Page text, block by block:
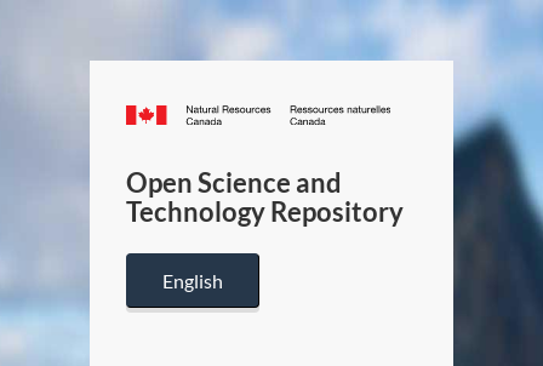
Canada.ca
/
Canada
Open Science and
Technology Repository
English